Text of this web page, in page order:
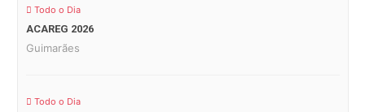
Todo o Dia
ACAREG 2026
Guimarães
Todo o Dia